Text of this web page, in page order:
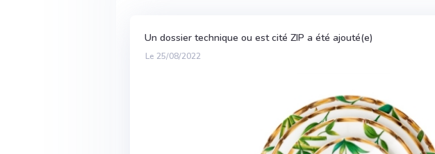
Un dossier technique ou est cité ZIP a été ajouté(e)
Le 25/08/2022